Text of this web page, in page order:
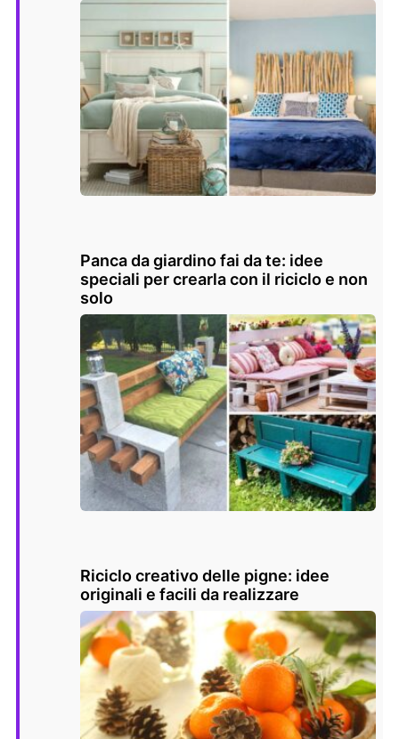
Panca da giardino fai da te: idee
speciali per crearla con il riciclo e non
solo
Riciclo creativo delle pigne: idee
originali e facili da realizzare